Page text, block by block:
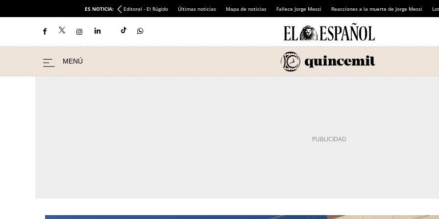
ES NOTICIA: Editoral - El Rúgido Últimas noticias Mapa de noticias Fallece Jorge Messi Reacciones a la muerte de Jorge Messi